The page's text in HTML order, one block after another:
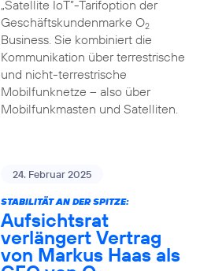
„Satellite IoT”-Tarifoption der
Geschäftskundenmarke O2
Business. Sie kombiniert die
Kommunikation über terrestrische
und nicht-terrestrische
Mobilfunknetze – also über
Mobilfunkmasten und Satelliten.
24. Februar 2025
STABILITÄT AN DER SPITZE:
Aufsichtsrat
verlängert Vertrag
von Markus Haas als